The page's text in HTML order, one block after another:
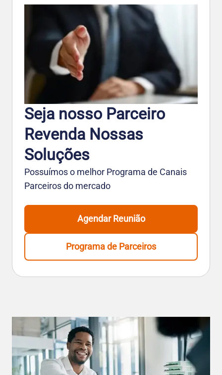
Seja nosso Parceiro
Revenda Nossas
Soluções
Possuímos o melhor Programa de Canais
Parceiros do mercado
Agendar Reunião
Programa de Parceiros